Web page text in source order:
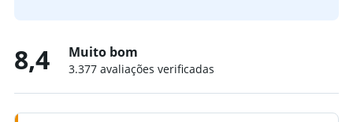
8,4 Muito bom
3.377 avaliações verificadas